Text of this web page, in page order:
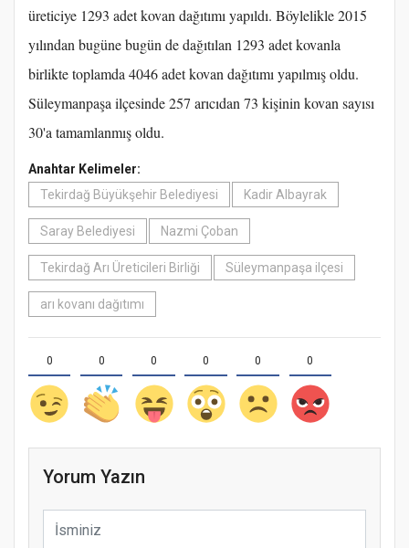
üreticiye 1293 adet kovan dağıtımı yapıldı. Böylelikle 2015
yılından bugüne bugün de dağıtılan 1293 adet kovanla
birlikte toplamda 4046 adet kovan dağıtımı yapılmış oldu.
Süleymanpaşa ilçesinde 257 arıcıdan 73 kişinin kovan sayısı
30'a tamamlanmış oldu.
Anahtar Kelimeler:
Tekirdağ Büyükşehir Belediyesi
Kadir Albayrak
Saray Belediyesi Nazmi Çoban
Tekirdağ Arı Üreticileri Birliği Süleymanpaşa ilçesi
arı kovanı dağıtımı
0 0 0 0 0 0
Yorum Yazın